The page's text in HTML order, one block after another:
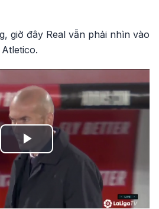
giờ đây Real vẫn phải nhìn vào
Play
Video